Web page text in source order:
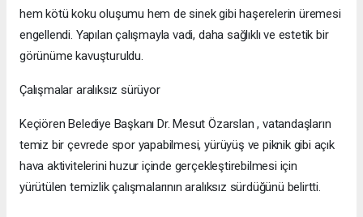
hem kötü koku oluşumu hem de sinek gibi haşerelerin üremesi
engellendi. Yapılan çalışmayla vadi, daha sağlıklı ve estetik bir
görünüme kavuşturuldu.
Çalışmalar aralıksız sürüyor
Keçiören Belediye Başkanı Dr. Mesut Özarslan , vatandaşların
temiz bir çevrede spor yapabilmesi, yürüyüş ve piknik gibi açık
hava aktivitelerini huzur içinde gerçekleştirebilmesi için
yürütülen temizlik çalışmalarının aralıksız sürdüğünü belirtti.